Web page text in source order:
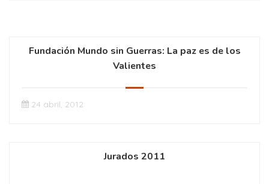
Fundación Mundo sin Guerras: La paz es de los
Valientes
24 abril, 2012
Jurados 2011